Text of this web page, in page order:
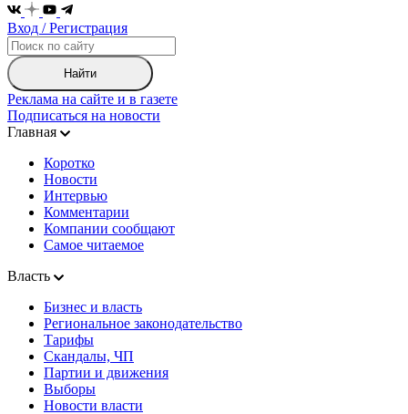
Вход / Регистрация
Найти
Реклама на сайте и в газете
Подписаться на новости
Главная
Коротко
Новости
Интервью
Комментарии
Компании сообщают
Самое читаемое
Власть
Бизнес и власть
Региональное законодательство
Тарифы
Скандалы, ЧП
Партии и движения
Выборы
Новости власти